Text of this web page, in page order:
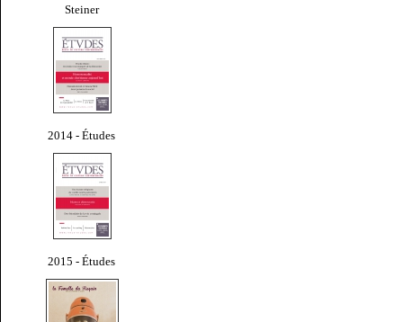
Steiner
2014 - Études
2015 - Études